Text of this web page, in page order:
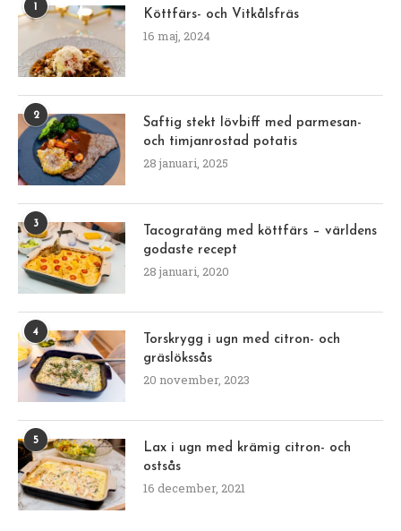
1
Köttfärs- och Vitkålsfräs
16 maj, 2024
2
Saftig stekt lövbiff med parmesan-
och timjanrostad potatis
28 januari, 2025
3
Tacogratäng med köttfärs – världens
godaste recept
28 januari, 2020
4
Torskrygg i ugn med citron- och
gräslökssås
20 november, 2023
5
Lax i ugn med krämig citron- och
ostsås
16 december, 2021